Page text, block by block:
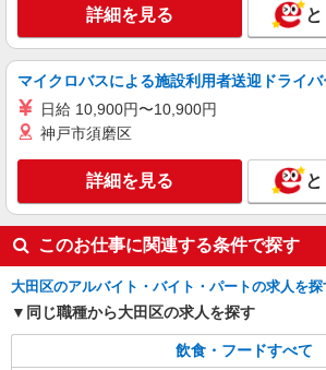
カウンター・キッチンス
時＞平日（月〜金）
時給1300円 土日祝祭日
東京都大田区山王2-2-12
キープ
詳細を見る
マイクロバスによる施設利用者送迎ドライバ
日給 10,900円〜10,900円
神戸市須磨区
詳細を見る
このお仕事に関連する条件で探す
大田区のアルバイト・バイト・パートの求人を探
同じ職種から大田区の求人を探す
飲食・フードすべて